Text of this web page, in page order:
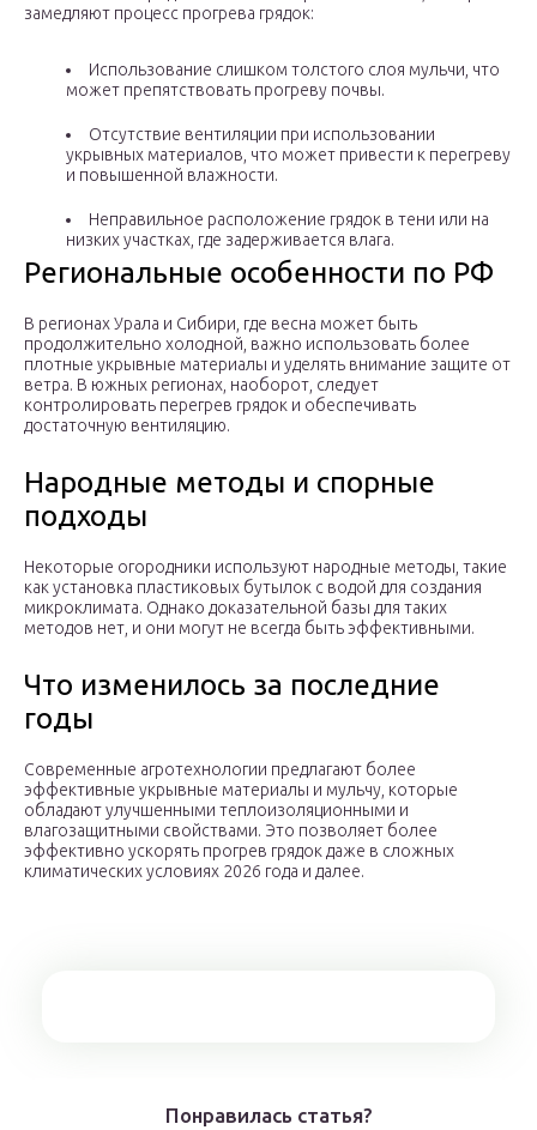
замедляют процесс прогрева грядок:
Использование слишком толстого слоя мульчи, что
может препятствовать прогреву почвы.
Отсутствие вентиляции при использовании
укрывных материалов, что может привести к перегреву
и повышенной влажности.
Неправильное расположение грядок в тени или на
низких участках, где задерживается влага.
Региональные особенности по РФ
В регионах Урала и Сибири, где весна может быть
продолжительно холодной, важно использовать более
плотные укрывные материалы и уделять внимание защите от
ветра. В южных регионах, наоборот, следует
контролировать перегрев грядок и обеспечивать
достаточную вентиляцию.
Народные методы и спорные
подходы
Некоторые огородники используют народные методы, такие
как установка пластиковых бутылок с водой для создания
микроклимата. Однако доказательной базы для таких
методов нет, и они могут не всегда быть эффективными.
Что изменилось за последние
годы
Современные агротехнологии предлагают более
эффективные укрывные материалы и мульчу, которые
обладают улучшенными теплоизоляционными и
влагозащитными свойствами. Это позволяет более
эффективно ускорять прогрев грядок даже в сложных
климатических условиях 2026 года и далее.
Понравилась статья?